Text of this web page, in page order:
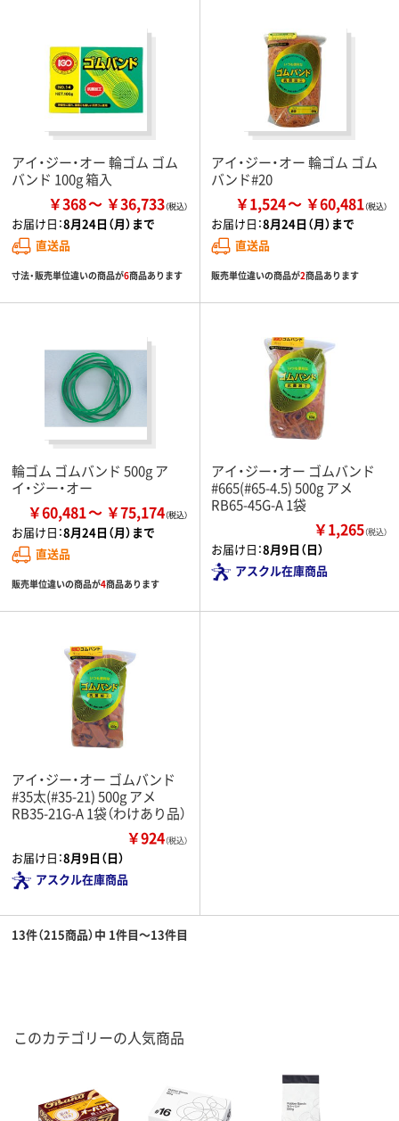
アイ・ジー・オー 輪ゴム ゴム
バンド 100g 箱入
￥368 ￥36,733
お届け日：8月24日（月）まで
直送品
寸法・販売単位違いの商品が6商品あります
アイ・ジー・オー 輪ゴム ゴム
バンド#20
￥1,524 ￥60,481
お届け日：8月24日（月）まで
直送品
販売単位違いの商品が2商品あります
輪ゴム ゴムバンド 500g ア
イ・ジー・オー
￥60,481 ￥75,174
お届け日：8月24日（月）まで
直送品
販売単位違いの商品が4商品あります
アイ・ジー・オー ゴムバンド
#665(#65-4.5) 500g アメ
RB65-45G-A 1袋
￥1,265（税込）
お届け日：8月9日（日）
アスクル在庫商品
アイ・ジー・オー ゴムバンド
#35太(#35-21) 500g アメ
RB35-21G-A 1袋（わけあり品）
￥924（税込）
お届け日：8月9日（日）
アスクル在庫商品
13件（215商品）中 1件目～13件目
このカテゴリーの人気商品